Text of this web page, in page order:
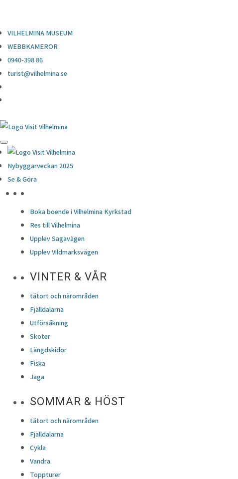
VILHELMINA MUSEUM
WEBBKAMEROR
0940-398 86
turist@vilhelmina.se
Nybyggarveckan 2025
Se & Göra
Boka boende i Vilhelmina Kyrkstad
Res till Vilhelmina
Upplev Sagavägen
Upplev Vildmarksvägen
VINTER & VÅR
tätort och närområden
Fjälldalarna
Utförsåkning
Skoter
Längdskidor
Fiska
Jaga
SOMMAR & HÖST
tätort och närområden
Fjälldalarna
Cykla
Vandra
Toppturer